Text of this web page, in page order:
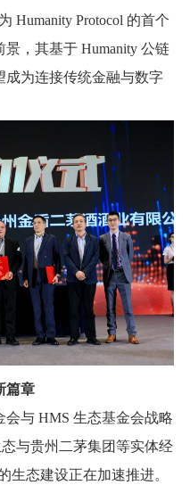
Humanity Protocol 的首个
，其基于 Humanity 公链
成为连接传统金融与数字
篇章
会与 HMS 生态基金会战略
与贵州二茅集团等实体经
生态建设正在加速推进。